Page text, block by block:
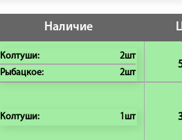
Наличие
Колтуши:
2шт
Рыбацкое:
2шт
Колтуши: 1шт